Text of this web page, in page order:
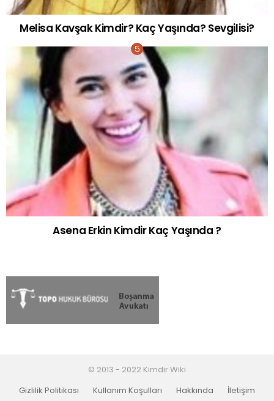
Melisa Kavşak Kimdir? Kaç Yaşında? Sevgilisi?
Asena Erkin Kimdir Kaç Yaşında ?
© 2013 - 2022 Kimdir Wiki
Gizlilik Politikası
Kullanım Koşulları Hakkında İletişim